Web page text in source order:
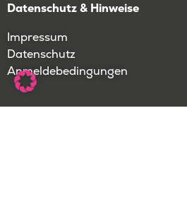
Datenschutz & Hinweise
Impressum
Datenschutz
Anmeldebedingungen
Jetzt zum Newsletter anmelden!